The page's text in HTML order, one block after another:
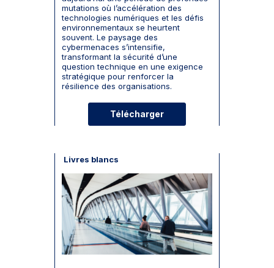
mutations où l’accélération des
technologies numériques et les défis
environnementaux se heurtent
souvent. Le paysage des
cybermenaces s’intensifie,
transformant la sécurité d’une
question technique en une exigence
stratégique pour renforcer la
résilience des organisations.
Télécharger
Livres blancs